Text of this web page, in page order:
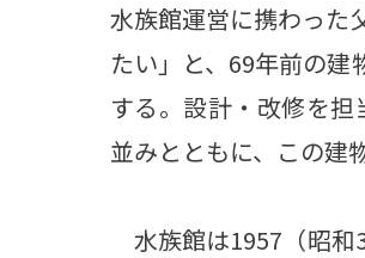
水族館運営に携わった
たい」と、69年前の建
する。設計・改修を
並みとともに、この建
水族館は1957（昭和